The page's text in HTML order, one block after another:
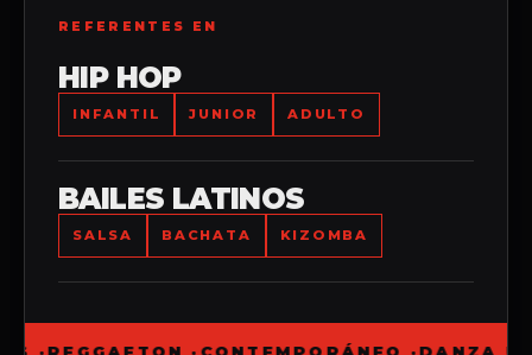
REFERENTES EN
HIP HOP
INFANTIL JUNIOR ADULTO
BAILES LATINOS
SALSA BACHATA KIZOMBA